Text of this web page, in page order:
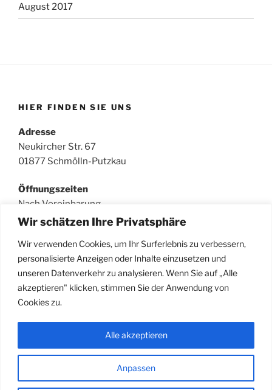
Wir schätzen Ihre Privatsphäre
Wir verwenden Cookies, um Ihr Surferlebnis zu verbessern,
personalisierte Anzeigen oder Inhalte einzusetzen und
unseren Datenverkehr zu analysieren. Wenn Sie auf „Alle
akzeptieren" klicken, stimmen Sie der Anwendung von
Cookies zu.
Anpassen
Alle akzeptieren
August 2017
HIER FINDEN SIE UNS
Adresse
Neukircher Str. 67
01877 Schmölln-Putzkau
Öffnungszeiten
Nach Vereinbarung
SUCHE
Suchen
nach:
Facebook
E-